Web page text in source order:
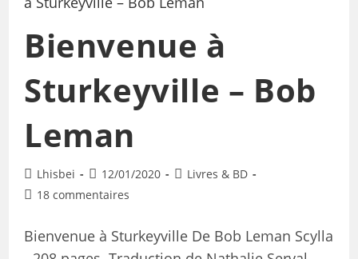
Bienvenue à
Sturkeyville – Bob
Leman
Lhisbei 12/01/2020
Livres & BD
18 commentaires
Bienvenue à Sturkeyville De Bob Leman Scylla